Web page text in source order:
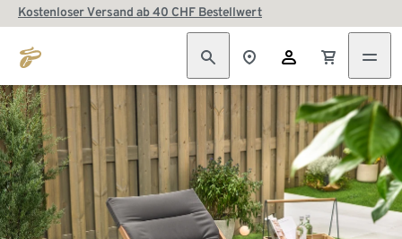
Kostenloser Versand ab 40 CHF Bestellwert